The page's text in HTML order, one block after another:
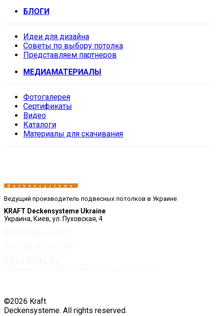
БЛОГИ
Идеи для дизайна
Советы по выбору потолка
Представляем партнеров
МЕДИАМАТЕРИАЛЫ
Фотогалерея
Сертификаты
Видео
Каталоги
Материалы для скачивания
Ведущий производитель подвесных потолков в Украине
KRAFT Deckensysteme Ukraine
Украина, Киев, ул. Пуховская, 4
©2026 Kraft
Deckensysteme. All rights reserved.